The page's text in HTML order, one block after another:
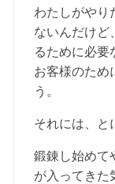
わたしがやり
ないんだけど
るために必要
お客様のため
う。
それには、と
鍛錬し始めて
が入ってきた